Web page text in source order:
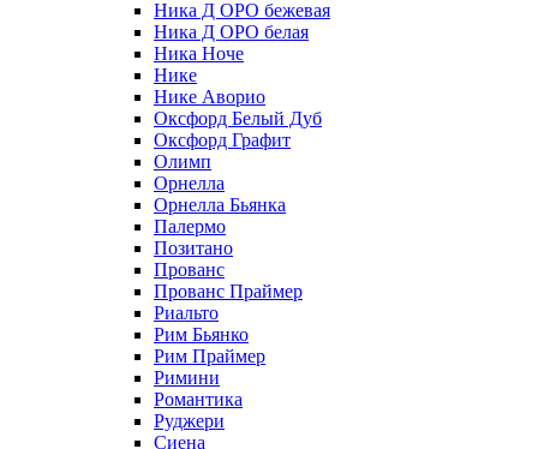
Ника Д ОРО бежевая
Ника Д ОРО белая
Ника Ноче
Нике
Нике Аворио
Оксфорд Белый Дуб
Оксфорд Графит
Олимп
Орнелла
Орнелла Бьянка
Палермо
Позитано
Прованс
Прованс Праймер
Риальто
Рим Бьянко
Рим Праймер
Римини
Романтика
Руджери
Сиена